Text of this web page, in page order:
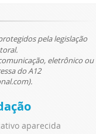
pela legislação
eletrônico ou
do A12
aparecida